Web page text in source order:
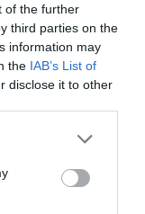
of the further
third parties on the
information may
the IAB’s List of
disclose it to other
or more Google
You may click to
party tags to
in below Google